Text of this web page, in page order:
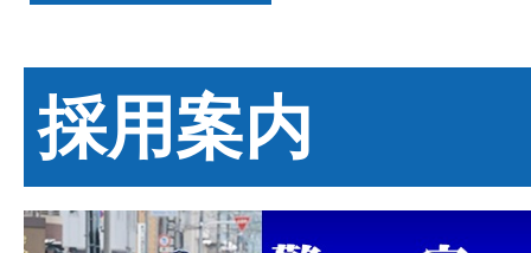
採用案内